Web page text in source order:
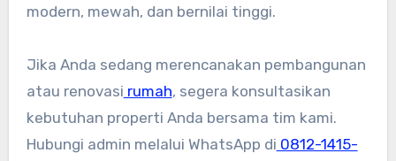
modern, mewah, dan bernilai tinggi.
Jika Anda sedang merencanakan pembangunan
atau renovasi rumah, segera konsultasikan
kebutuhan properti Anda bersama tim kami.
Hubungi admin melalui WhatsApp di 0812-1415-